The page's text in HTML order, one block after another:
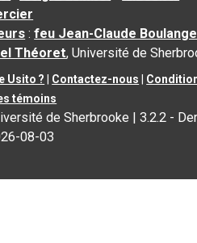
:feu Jean-Claude
Théoret, Université de
Usito ? Contactez-nous
témoins
de Sherbrooke |3.2.2 -
08-03